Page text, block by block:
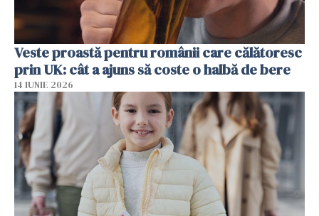
Veste proastă pentru românii care călătoresc
prin UK: cât a ajuns să coste o halbă de bere
14 IUNIE 2026